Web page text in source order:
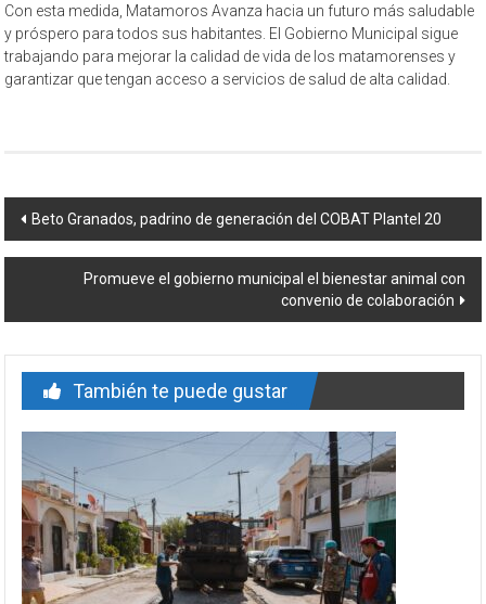
Con esta medida, Matamoros Avanza hacia un futuro más saludable
y próspero para todos sus habitantes. El Gobierno Municipal sigue
trabajando para mejorar la calidad de vida de los matamorenses y
garantizar que tengan acceso a servicios de salud de alta calidad.
Navegación
de
entrada
Beto Granados, padrino de generación del COBAT Plantel 20
Promueve el gobierno municipal el bienestar animal con
convenio de colaboración
También te puede gustar